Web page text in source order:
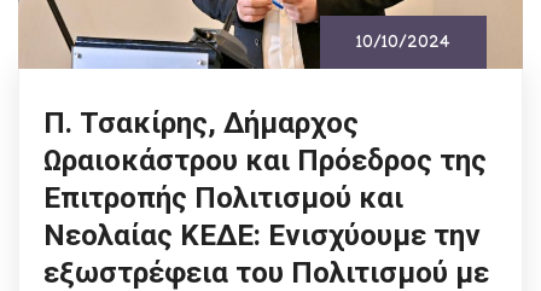
10/10/2024
Π. Τσακίρης, Δήμαρχος
Ωραιοκάστρου και Πρόεδρος της
Επιτροπής Πολιτισμού και
Νεολαίας ΚΕΔΕ: Ενισχύουμε την
εξωστρέφεια του Πολιτισμού με